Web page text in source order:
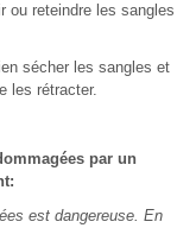
ou reteindre les sangles
sécher les sangles et
les rétracter.
par un
est dangereuse. En